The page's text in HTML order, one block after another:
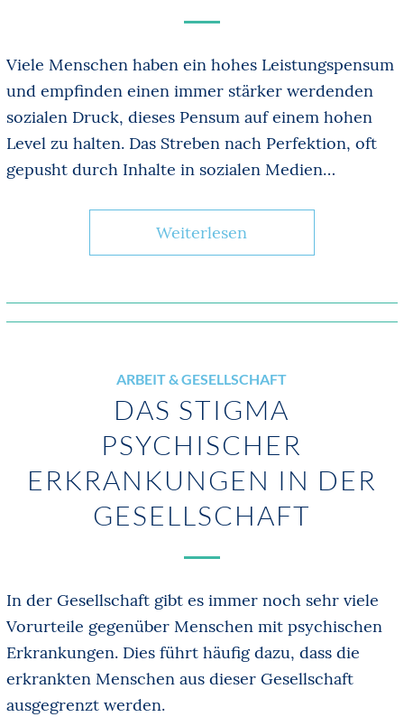
Viele Menschen haben ein hohes Leistungspensum
und empfinden einen immer stärker werdenden
sozialen Druck, dieses Pensum auf einem hohen
Level zu halten. Das Streben nach Perfektion, oft
gepusht durch Inhalte in sozialen Medien…
Weiterlesen
ARBEIT & GESELLSCHAFT
DAS STIGMA
PSYCHISCHER
ERKRANKUNGEN IN DER
GESELLSCHAFT
In der Gesellschaft gibt es immer noch sehr viele
Vorurteile gegenüber Menschen mit psychischen
Erkrankungen. Dies führt häufig dazu, dass die
erkrankten Menschen aus dieser Gesellschaft
ausgegrenzt werden.